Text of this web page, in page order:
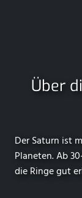
Über
Der Saturn ist
Planeten. Ab
die Ringe gut